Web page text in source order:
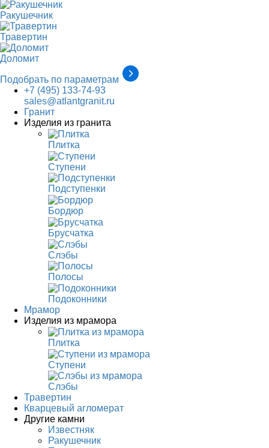
Ракушечник
Травертин
Доломит
Подобрать по параметрам
+7 (495) 133-74-93
sales@atlantgranit.ru
Гранит
Изделия из гранита
Плитка
Ступени
Подступенки
Бордюр
Брусчатка
Слэбы
Полосы
Подоконники
Мрамор
Изделия из мрамора
Плитка
Ступени
Слэбы
Травертин
Кварцевый агломерат
Другие камни
Известняк
Ракушечник